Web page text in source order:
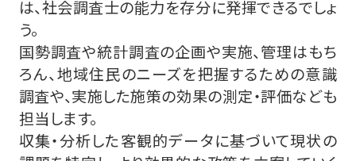
は、社会調査士の能力を存分に発揮できるでしょ
う。
国勢調査や統計調査の企画や実施、管理はもち
ろん、地域住民のニーズを把握するための意識
調査や、実施した施策の効果の測定・評価なども
担当します。
収集・分析した客観的データに基づいて現状の